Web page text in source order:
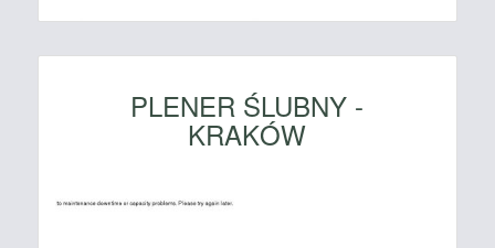
PLENER ŚLUBNY -
KRAKÓW